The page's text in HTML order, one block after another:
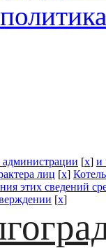
администрации [x] и
лиц [x]
этих сведений
[x]